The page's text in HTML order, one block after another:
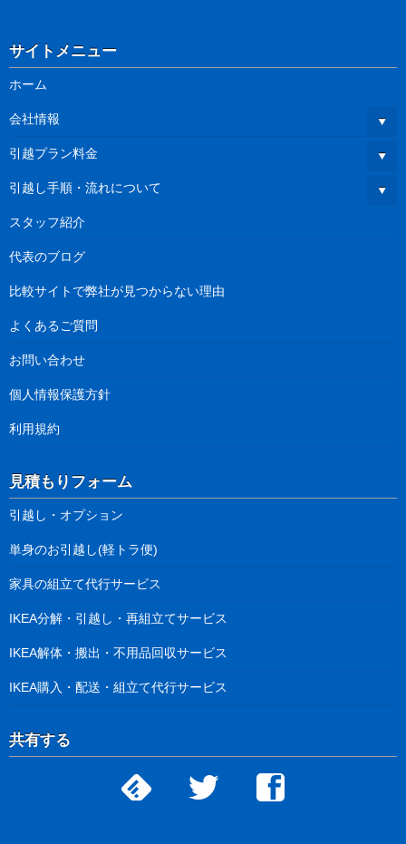
サイトメニュー
ホーム
会社情報
引越プラン料金
引越し手順・流れについて
スタッフ紹介
代表のブログ
比較サイトで弊社が見つからない理由
よくあるご質問
お問い合わせ
個人情報保護方針
利用規約
見積もりフォーム
引越し・オプション
単身のお引越し(軽トラ便)
家具の組立て代行サービス
IKEA分解・引越し・再組立てサービス
IKEA解体・搬出・不用品回収サービス
IKEA購入・配送・組立て代行サービス
共有する